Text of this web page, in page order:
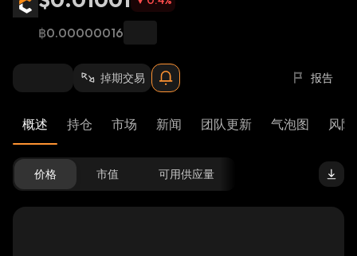
฿0.00000016
掉期交易 报告
概述 持仓 市场 新闻 团队更新 气泡图 风险
价格 市值 可用供应量